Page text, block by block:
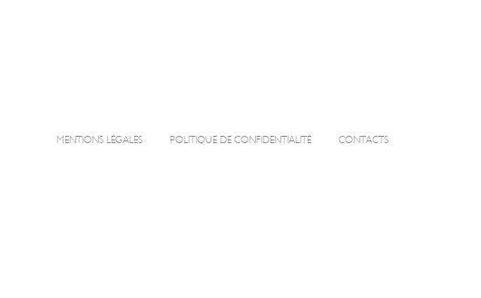
MENTIONS LÉGALES POLITIQUE DE CONFIDENTIALITÉ CONTACTS